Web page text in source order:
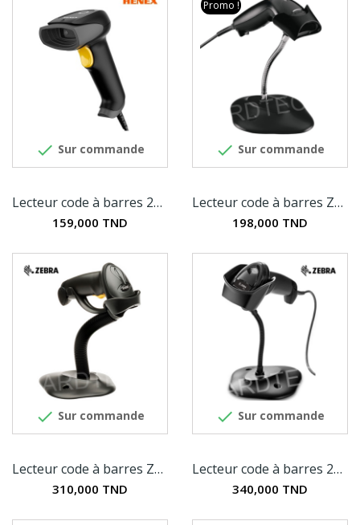
 Sur commande
Lecteur code à barres 2D HENEX HC-3206
159,000 TND
 Sur commande
Promo !
Lecteur code à barres Zebra LS1203
198,000 TND
 Sur commande
Lecteur code à barres Zebra LS2208
310,000 TND
 Sur commande
Lecteur code à barres 2D Zebra DS2208
340,000 TND